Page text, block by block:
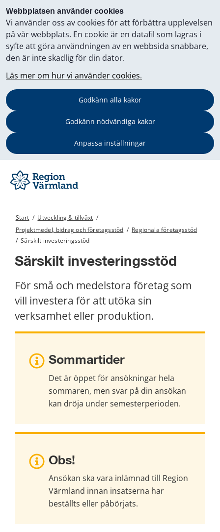
Webbplatsen använder cookies
Vi använder oss av cookies för att förbättra upplevelsen
på vår webbplats. En cookie är en datafil som lagras i
syfte att göra användningen av en webbsida snabbare,
den är inte skadlig för din dator.
Läs mer om hur vi använder cookies.
Godkänn alla kakor
Godkänn nödvändiga kakor
Anpassa inställningar
Start / Utveckling & tillväxt /
Projektmedel, bidrag och företagsstöd / Regionala företagsstöd
/ Särskilt investeringsstöd
Särskilt investeringsstöd
För små och medelstora företag som
vill investera för att utöka sin
verksamhet eller produktion.
Sommartider
Det är öppet för ansökningar hela
sommaren, men svar på din ansökan
kan dröja under semesterperioden.
Obs!
Ansökan ska vara inlämnad till Region
Värmland innan insatserna har
beställts eller påbörjats.